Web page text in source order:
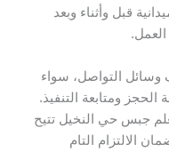
قبل وأثناء وبعد
وسائل التواصل، سواء
الحجز ومتابعة التنفيذ.
جبس حي النخيل تتيح
الالتزام التام